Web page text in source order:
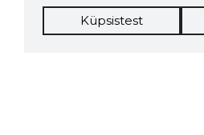
Küpsistest